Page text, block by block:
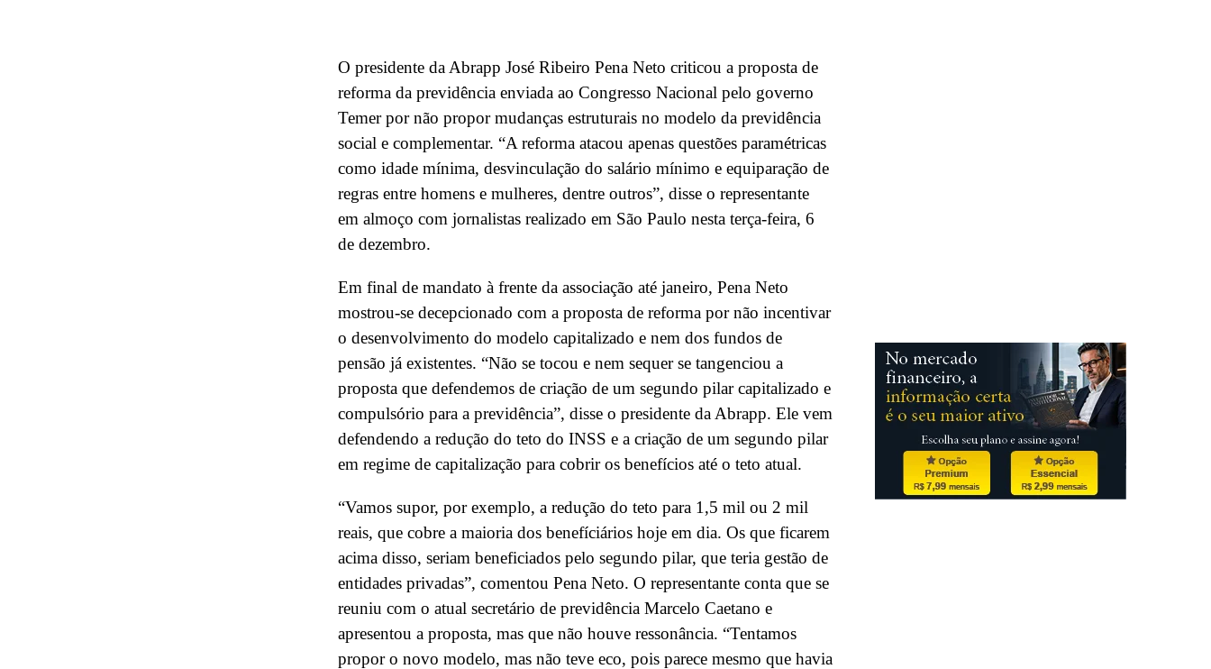
O presidente da Abrapp José Ribeiro Pena Neto criticou a proposta de
reforma da previdência enviada ao Congresso Nacional pelo governo
Temer por não propor mudanças estruturais no modelo da previdência
social e complementar. “A reforma atacou apenas questões paramétricas
como idade mínima, desvinculação do salário mínimo e equiparação de
regras entre homens e mulheres, dentre outros”, disse o representante
em almoço com jornalistas realizado em São Paulo nesta terça-feira, 6
de dezembro.
Em final de mandato à frente da associação até janeiro, Pena Neto
mostrou-se decepcionado com a proposta de reforma por não incentivar
o desenvolvimento do modelo capitalizado e nem dos fundos de
pensão já existentes. “Não se tocou e nem sequer se tangenciou a
proposta que defendemos de criação de um segundo pilar capitalizado e
compulsório para a previdência”, disse o presidente da Abrapp. Ele vem
defendendo a redução do teto do INSS e a criação de um segundo pilar
em regime de capitalização para cobrir os benefícios até o teto atual.
“Vamos supor, por exemplo, a redução do teto para 1,5 mil ou 2 mil
reais, que cobre a maioria dos benefíciários hoje em dia. Os que ficarem
acima disso, seriam beneficiados pelo segundo pilar, que teria gestão de
entidades privadas”, comentou Pena Neto. O representante conta que se
reuniu com o atual secretário de previdência Marcelo Caetano e
apresentou a proposta, mas que não houve ressonância. “Tentamos
propor o novo modelo, mas não teve eco, pois parece mesmo que havia